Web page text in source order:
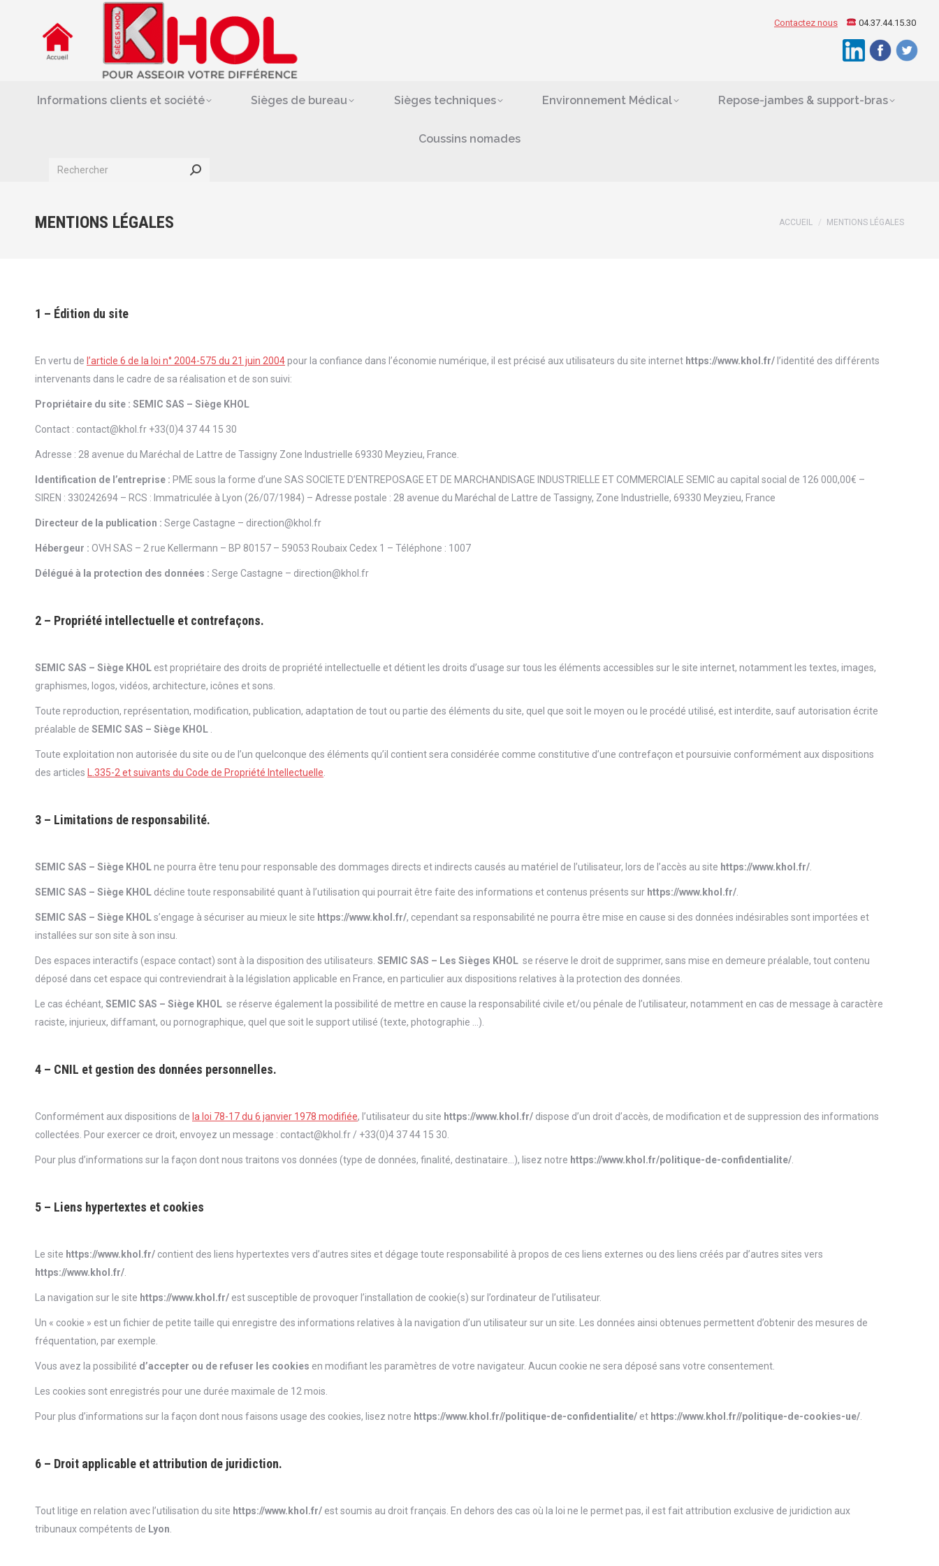
Contactez nous 04.37.44.15.30
Informations clients et société Sièges de bureau Sièges techniques Environnement Médical Repose-jambes & support-bras
Coussins nomades
Search:
MENTIONS LÉGALES Vous êtes ici :
ACCUEIL MENTIONS LÉGALES
1 – Édition du site
En vertu de l’article 6 de la loi n° 2004-575 du 21 juin 2004pour la confiance dans l’économie numérique, il est précisé aux utilisateurs du site internet https://www.khol.fr/ l’identité des différents
intervenants dans le cadre de sa réalisation et de son suivi:
Propriétaire du site : SEMIC SAS – Siège KHOL
Contact : contact@khol.fr +33(0)4 37 44 15 30
Adresse : 28 avenue du Maréchal de Lattre de Tassigny Zone Industrielle 69330 Meyzieu, France.
Identification de l’entreprise : PME sous la forme d’une SAS SOCIETE D’ENTREPOSAGE ET DE MARCHANDISAGE INDUSTRIELLE ET COMMERCIALE SEMIC au capital social de 126 000,00€ –
SIREN : 330242694 – RCS : Immatriculée à Lyon (26/07/1984) – Adresse postale : 28 avenue du Maréchal de Lattre de Tassigny, Zone Industrielle, 69330 Meyzieu, France
Directeur de la publication : Serge Castagne – direction@khol.fr
Hébergeur : OVH SAS – 2 rue Kellermann – BP 80157 – 59053 Roubaix Cedex 1 – Téléphone : 1007
Délégué à la protection des données : Serge Castagne – direction@khol.fr
2 – Propriété intellectuelle et contrefaçons.
SEMIC SAS – Siège KHOL est propriétaire des droits de propriété intellectuelle et détient les droits d’usage sur tous les éléments accessibles sur le site internet, notamment les textes, images,
graphismes, logos, vidéos, architecture, icônes et sons.
Toute reproduction, représentation, modification, publication, adaptation de tout ou partie des éléments du site, quel que soit le moyen ou le procédé utilisé, est interdite, sauf autorisation écrite
préalable de SEMIC SAS – Siège KHOL
Toute exploitation non autorisée du site ou de l’un quelconque des éléments qu’il contient sera considérée comme constitutive d’une contrefaçon et poursuivie conformément aux dispositions
des articles
L.335-2 et suivants du Code de Propriété Intellectuelle
3 – Limitations de responsabilité.
SEMIC SAS – Siège KHOLne pourra être tenu pour responsable des dommages directs et indirects causés au matériel de l’utilisateur, lors de l’accès au site https://www.khol.fr/
SEMIC SAS – Siège KHOL décline toute responsabilité quant à l’utilisation qui pourrait être faite des informations et contenus présents sur https://www.khol.fr/
SEMIC SAS – Siège KHOLs’engage à sécuriser au mieux le site https://www.khol.fr/, cependant sa responsabilité ne pourra être mise en cause si des données indésirables sont importées et
installées sur son site à son insu.
Des espaces interactifs (espace contact) sont à la disposition des utilisateurs. SEMIC SAS – Les Sièges KHOL se réserve le droit de supprimer, sans mise en demeure préalable, tout contenu
déposé dans cet espace qui contreviendrait à la législation applicable en France, en particulier aux dispositions relatives à la protection des données.
Le cas échéant, SEMIC SAS – Siège KHOL se réserve également la possibilité de mettre en cause la responsabilité civile et/ou pénale de l’utilisateur, notamment en cas de message à caractère
raciste, injurieux, diffamant, ou pornographique, quel que soit le support utilisé (texte, photographie …).
4 – CNIL et gestion des données personnelles.
Conformément aux dispositions de la loi 78-17 du 6 janvier 1978 modifiée, l’utilisateur du site https://www.khol.fr/ dispose d’un droit d’accès, de modification et de suppression des informations
collectées. Pour exercer ce droit, envoyez un message : contact@khol.fr / +33(0)4 37 44 15 30.
Pour plus d’informations sur la façon dont nous traitons vos données (type de données, finalité, destinataire…), lisez notre https://www.khol.fr/politique-de-confidentialite/
5 – Liens hypertextes et cookies
Le site https://www.khol.fr/ contient des liens hypertextes vers d’autres sites et dégage toute responsabilité à propos de ces liens externes ou des liens créés par d’autres sites vers
https://www.khol.fr/
La navigation sur le site https://www.khol.fr/ est susceptible de provoquer l’installation de cookie(s) sur l’ordinateur de l’utilisateur.
Un « cookie » est un fichier de petite taille qui enregistre des informations relatives à la navigation d’un utilisateur sur un site. Les données ainsi obtenues permettent d’obtenir des mesures de
fréquentation, par exemple.
Vous avez la possibilité d’accepter ou de refuser les cookies en modifiant les paramètres de votre navigateur. Aucun cookie ne sera déposé sans votre consentement.
Les cookies sont enregistrés pour une durée maximale de 12 mois.
Pour plus d’informations sur la façon dont nous faisons usage des cookies, lisez notre https://www.khol.fr//politique-de-confidentialite/ et https://www.khol.fr//politique-de-cookies-ue/
6 – Droit applicable et attribution de juridiction.
Tout litige en relation avec l’utilisation du site https://www.khol.fr/ est soumis au droit français. En dehors des cas où la loi ne le permet pas, il est fait attribution exclusive de juridiction aux
tribunaux compétents de Lyon
Informations clients et société
Repose-jambes & support-bras